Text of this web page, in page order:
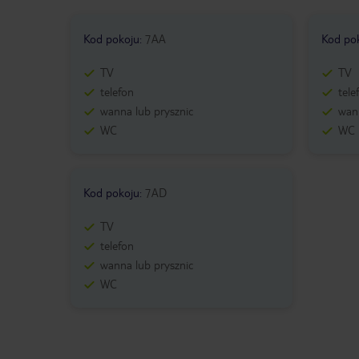
Kod pokoju: 7AA
TV
telefon
wanna lub prysznic
WC
Kod
TV
WC
Kod pokoju: 7AD
TV
telefon
wanna lub prysznic
WC